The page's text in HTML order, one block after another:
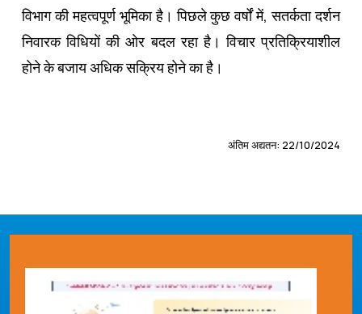
विभाग की महत्वपूर्ण भूमिका है। पिछले कुछ वर्षों में, सतर्कता दर्शन
निवारक विधियों की ओर बदल रहा है। विचार प्रतिक्रियाशील
होने के बजाय अधिक सक्रिय होने का है।
अंतिम अद्यतन: 22/10/2024